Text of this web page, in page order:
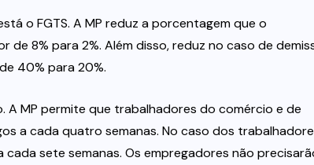
o FGTS. A MP reduz a porcentagem que o
8% para 2%. Além disso, reduz no caso de
40% para 20%.
MP permite que trabalhadores do comércio e de
a cada quatro semanas. No caso dos
sete semanas. Os empregadores não